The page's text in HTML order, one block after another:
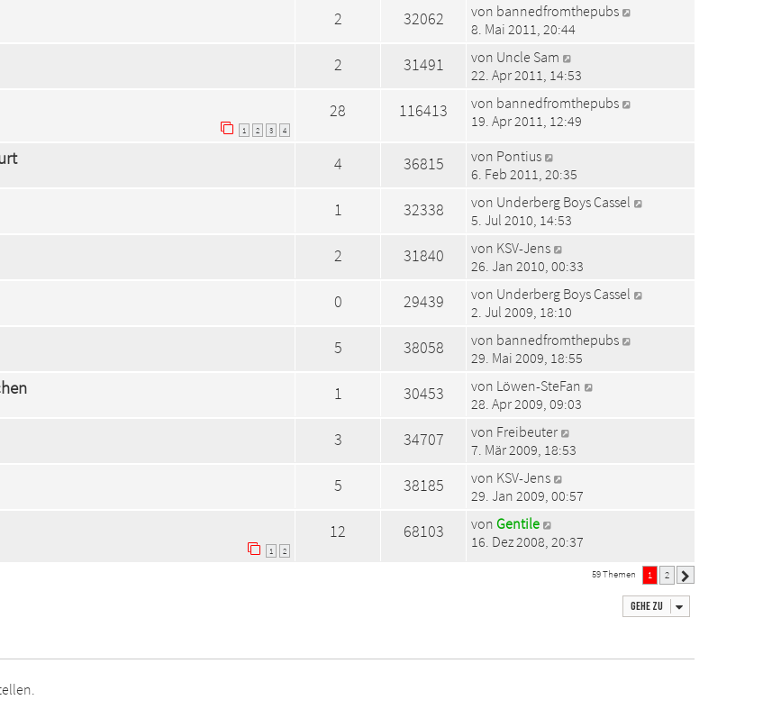
2 32062 von bannedfromthepubs
8. Mai 2011, 20:44
2 31491 von Uncle Sam
22. Apr 2011, 14:53
1 2 3 4
28 116413 von bannedfromthepubs
19. Apr 2011, 12:49
4 36815 von Pontius
6. Feb 2011, 20:35
1 32338 von Underberg Boys Cassel
5. Jul 2010, 14:53
2 31840 von KSV-Jens
26. Jan 2010, 00:33
0 29439 von Underberg Boys Cassel
2. Jul 2009, 18:10
5 38058 von bannedfromthepubs
29. Mai 2009, 18:55
1 30453 von Löwen-SteFan
28. Apr 2009, 09:03
3 34707 von Freibeuter
7. Mär 2009, 18:53
5 38185 von KSV-Jens
29. Jan 2009, 00:57
1 2
12 68103 von Gentile
16. Dez 2008, 20:37
59 Themen 1 2
Gehe zu